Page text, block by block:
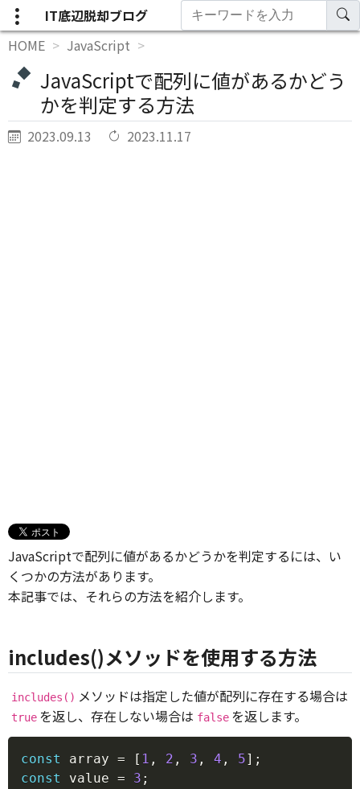
IT底辺脱却ブログ
HOME
JavaScript
JavaScriptで配列に値があるかどう
かを判定する方法
2023.09.13 2023.11.17
JavaScriptで配列に値があるかどうかを判定するには、い
くつかの方法があります。
本記事では、それらの方法を紹介します。
includes()メソッドを使用する方法
includes() メソッドは指定した値が配列に存在する場合は
true を返し、存在しない場合は false を返します。
const array = [ 1 , 2 , 3 , 4 , 5] ;
const
value = 3 ;